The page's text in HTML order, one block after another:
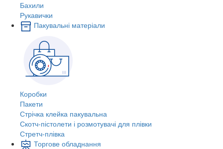
Бахили
Рукавички
Пакувальні матеріали
Коробки
Пакети
Стрічка клейка пакувальна
Скотч-пістолети і розмотувачі для плівки
Стретч-плівка
Торгове обладнання